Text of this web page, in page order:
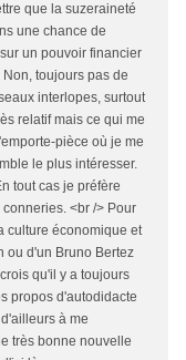
que la suzeraineté
une chance de
un pouvoir financier
toujours pas de
interlopes, surtout
relatif mais ce qui me
pièce où je me
le plus intéresser.
tout cas je préfère
<br /> Pour
culture économique et
ou d'un Bruno Bertez
qu'il y a toujours
propos d'autodidacte
à me
très bonne nouvelle